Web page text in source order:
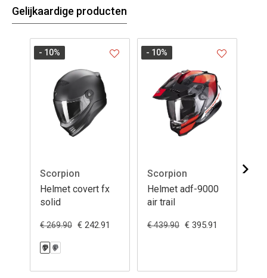
Gelijkaardige producten
Scorpion
Helmet covert fx
solid
€ 269.90 € 242.91
- 10%
Scorpion
Helmet adf-9000
air trail
€ 439.90 € 395.91
- 10%